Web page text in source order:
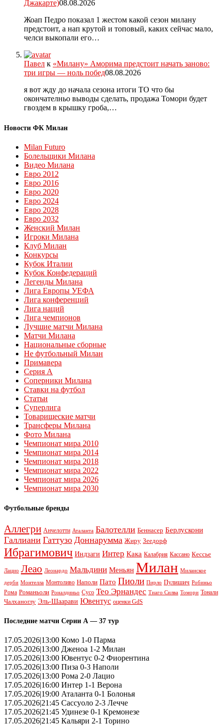
Джакарте)08.08.2026
Жоап Педро показал 1 жестом какой сезон милану
предстоит, а нап крутой и топовый, каких сейчас мало,
челси выкопали его…
Павел к «Милану» Аморима предстоит начать заново:
три игры — ноль побед08.08.2026
я вот жду до начала сезона итоги ТО что бы
окончателньо выводы сделать, продажа Томори будет
гвоздем в крышку гроба,…
Новости ФК Милан
Milan Futuro
Болельщики Милана
Видео Милана
Евро 2012
Евро 2016
Евро 2020
Евро 2024
Евро 2028
Евро 2032
Женский Милан
Игроки Милана
Клуб Милан
Конкурсы
Кубок Италии
Кубок Конфедераций
Легенды Милана
Лига Европы УЕФА
Лига конференций
Лига наций
Лига чемпионов
Лучшие матчи Милана
Матчи Милана
Национальные сборные
Не футбольный Милан
Примавера
Серия А
Соперники Милана
Ставки на футбол
Статьи
Суперлига
Товарищеские матчи
Трансферы Милана
Фото Милана
Чемпионат мира 2010
Чемпионат мира 2014
Чемпионат мира 2018
Чемпионат мира 2022
Чемпионат мира 2026
Чемпионат мира 2030
Футбольные бренды
Аллегри Анчелотти Аталанта Балотелли Беннасер Берлускони
Галлиани Гаттузо Доннарумма Жиру Зеедорф
Ибрагимович Индзаги Интер Кака Калабрия Кассано Кессье
Лацио Леао Леонардо Мальдини Меньян Милан Миланское
дерби Монтелла Монтоливо Наполи Пато Пиоли Пирло Пулишич Робиньо
Рома Романьоли Роналдиньо Сусо Тео Эрнандес Тиаго Силва Томори Тонали
Чалханоглу Эль-Шаарави Ювентус оценки GdS
Последние матчи Серии А — 37 тур
17.05.2026|13:00 Комо 1-0 Парма
17.05.2026|13:00 Дженоа 1-2 Милан
17.05.2026|13:00 Ювентус 0-2 Фиорентина
17.05.2026|13:00 Пиза 0-3 Наполи
17.05.2026|13:00 Рома 2-0 Лацио
17.05.2026|16:00 Интер 1-1 Верона
17.05.2026|19:00 Аталанта 0-1 Болонья
17.05.2026|21:45 Сассуоло 2-3 Лечче
17.05.2026|21:45 Удинезе 0-1 Кремонезе
17.05.2026|21:45 Кальяри 2-1 Торино